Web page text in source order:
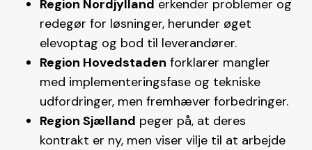
Region Nordjylland erkender problemer og
redegør for løsninger, herunder øget
elevoptag og bod til leverandører.
Region Hovedstaden forklarer mangler
med implementeringsfase og tekniske
udfordringer, men fremhæver forbedringer.
Region Sjælland peger på, at deres
kontrakt er ny, men viser vilje til at arbejde